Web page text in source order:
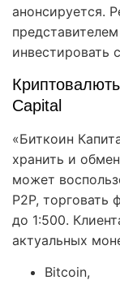
анонсируется.
инвестировать
Capital
«Биткоин
хранить и
может
Р2Р, торговать
до 1:500.
актуальных
Bitcoin,